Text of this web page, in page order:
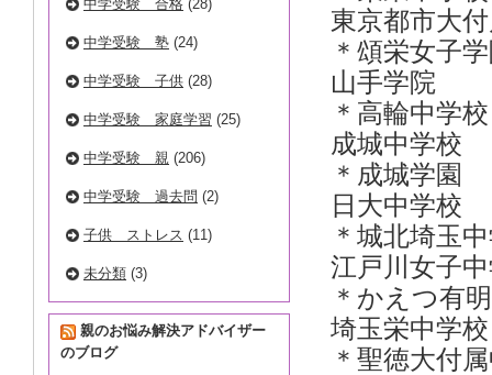
東京都市
＊頌栄女
山手
＊高輪
成城
＊成城
日大
＊城北
江戸川女
＊かえつ
埼玉栄
＊聖徳
中学受験 合格 (28)
中学受験 塾 (24)
中学受験 子供 (28)
中学受験 家庭学習 (25)
中学受験 親 (206)
中学受験 過去問 (2)
子供 ストレス (11)
未分類 (3)
親のお悩み解決アドバイザー
のブログ